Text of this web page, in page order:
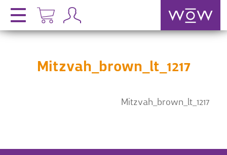
Mitzvah_brown_lt_1217
Mitzvah_brown_lt_1217